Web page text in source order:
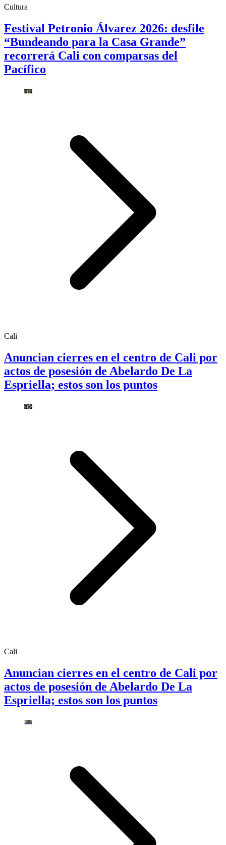
Cultura
Festival Petronio Álvarez 2026: desfile
“Bundeando para la Casa Grande”
recorrerá Cali con comparsas del
Pacífico
Cali
Anuncian cierres en el centro de Cali por
actos de posesión de Abelardo De La
Espriella; estos son los puntos
Cali
Anuncian cierres en el centro de Cali por
actos de posesión de Abelardo De La
Espriella; estos son los puntos